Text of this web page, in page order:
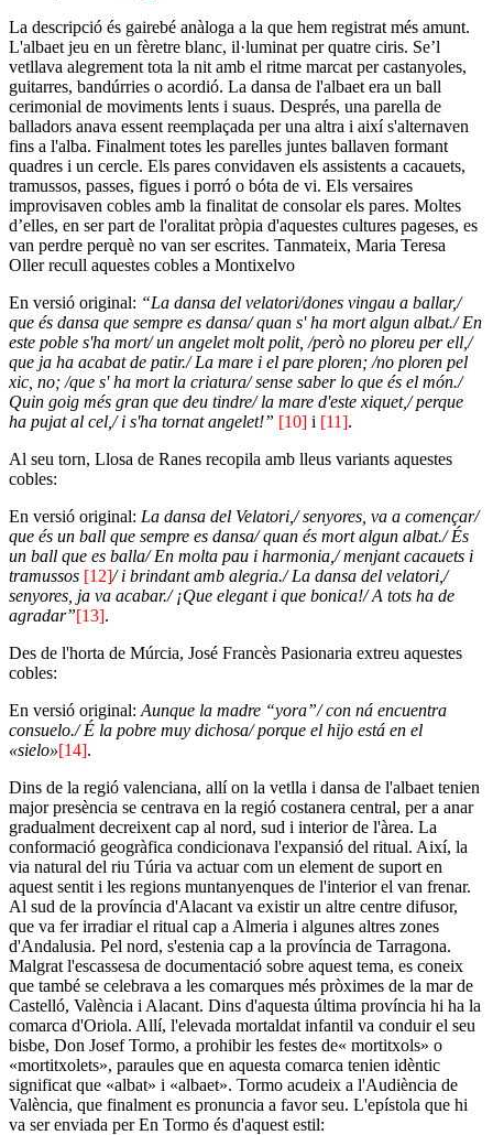
La descripció és gairebé anàloga a la que hem registrat més amunt.
L'albaet jeu en un fèretre blanc, il·luminat per quatre ciris. Se’l
vetllava alegrement tota la nit amb el ritme marcat per castanyoles,
guitarres, bandúrries o acordió. La dansa de l'albaet era un ball
cerimonial de moviments lents i suaus. Després, una parella de
balladors anava essent reemplaçada per una altra i així s'alternaven
fins a l'alba. Finalment totes les parelles juntes ballaven formant
quadres i un cercle. Els pares convidaven els assistents a cacauets,
tramussos, passes, figues i porró o bóta de vi. Els versaires
improvisaven cobles amb la finalitat de consolar els pares. Moltes
d’elles, en ser part de l'oralitat pròpia d'aquestes cultures pageses, es
van perdre perquè no van ser escrites. Tanmateix, Maria Teresa
Oller recull aquestes cobles a Montixelvo
En versió original: “La dansa del velatori/dones vingau a ballar,/
que és dansa que sempre es dansa/ quan s' ha mort algun albat./ En
este poble s'ha mort/ un angelet molt polit, /però no ploreu per ell,/
que ja ha acabat de patir./ La mare i el pare ploren; /no ploren pel
xic, no; /que s' ha mort la criatura/ sense saber lo que és el món./
Quin goig més gran que deu tindre/ la mare d'este xiquet,/ perque
ha pujat al cel,/ i s'ha tornat angelet!” [10] i [11].
Al seu torn, Llosa de Ranes recopila amb lleus variants aquestes
cobles:
En versió original: La dansa del Velatori,/ senyores, va a començar/
que és un ball que sempre es dansa/ quan és mort algun albat./ És
un ball que es balla/ En molta pau i harmonia,/ menjant cacauets i
tramussos [12]/ i brindant amb alegria./ La dansa del velatori,/
senyores, ja va acabar./ ¡Que elegant i que bonica!/ A tots ha de
agradar”[13].
Des de l'horta de Múrcia, José Francès Pasionaria extreu aquestes
cobles:
En versió original: Aunque la madre “yora”/ con ná encuentra
consuelo./ É la pobre muy dichosa/ porque el hijo está en el
«sielo»[14].
Dins de la regió valenciana, allí on la vetlla i dansa de l'albaet tenien
major presència se centrava en la regió costanera central, per a anar
gradualment decreixent cap al nord, sud i interior de l'àrea. La
conformació geogràfica condicionava l'expansió del ritual. Així, la
via natural del riu Túria va actuar com un element de suport en
aquest sentit i les regions muntanyenques de l'interior el van frenar.
Al sud de la província d'Alacant va existir un altre centre difusor,
que va fer irradiar el ritual cap a Almeria i algunes altres zones
d'Andalusia. Pel nord, s'estenia cap a la província de Tarragona.
Malgrat l'escassesa de documentació sobre aquest tema, es coneix
que també se celebrava a les comarques més pròximes de la mar de
Castelló, València i Alacant. Dins d'aquesta última província hi ha la
comarca d'Oriola. Allí, l'elevada mortaldat infantil va conduir el seu
bisbe, Don Josef Tormo, a prohibir les festes de« mortitxols» o
«mortitxolets», paraules que en aquesta comarca tenien idèntic
significat que «albat» i «albaet». Tormo acudeix a l'Audiència de
València, que finalment es pronuncia a favor seu. L'epístola que hi
va ser enviada per En Tormo és d'aquest estil: